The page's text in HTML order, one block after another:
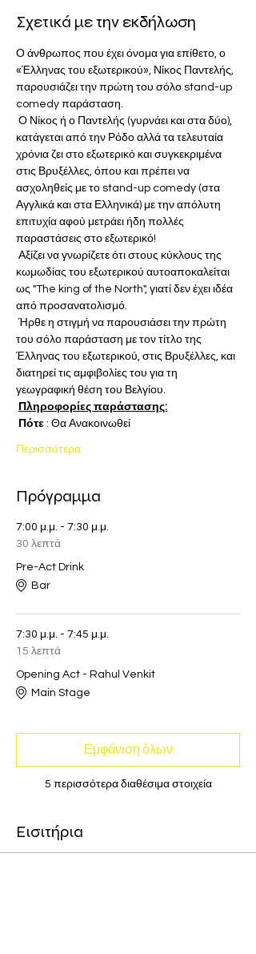
Σχετικά με την εκδήλωση
Ο άνθρωπος που έχει όνομα για επίθετο, ο
«Έλληνας του εξωτερικού», Νίκος Παντελής,
παρουσιάζει την πρώτη του σόλο stand-up
comedy παράσταση.
κατάγεται από την Ρόδο αλλά τα τελευταία
χρόνια ζει στο εξωτερικό και συγκεκριμένα
στις Βρυξέλλες, όπου και πρέπει να
ασχοληθείς με το stand-up comedy (στα
Αγγλικά και στα Ελληνικά) με την απόλυτη
επιτυχία αφού μετράει ήδη πολλές
παραστάσεις στο εξωτερικό!
κωμωδίας του εξωτερικού αυτοαποκαλείται
ως "The king of the North", γιατί δεν έχει ιδέα
από προσανατολισμό.
του σόλο παράσταση με τον τίτλο της
Έλληνας του εξωτερικού, στις Βρυξέλλες, και
διατηρεί τις αμφιβολίες του για τη
γεωγραφική θέση του Βελγίου.
Πληροφορίες παράστασης:
Πότε : Θα Ανακοινωθεί
Περισσότερα
Πρόγραμμα
7:00 μ.μ. - 7:30 μ.μ.
30 λεπτά
Pre-Act Drink
Bar
7:30 μ.μ. - 7:45 μ.μ.
15 λεπτά
Opening Act - Rahul Venkit
Main Stage
5 περισσότερα διαθέσιμα στοιχεία
Εμφάνιση όλων
Εισιτήρια